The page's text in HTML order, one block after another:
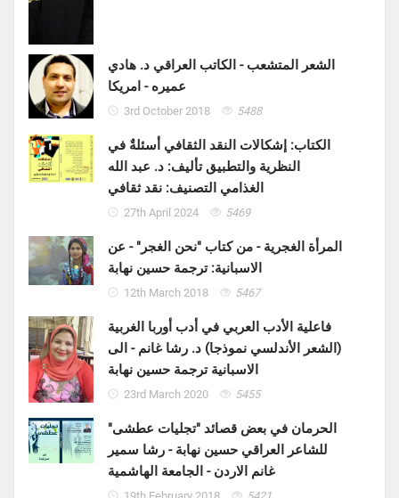
الشعر المتشعب - الكاتب العراقي د. هادي
عميره - امريكا
3rd October 2018 5488
الكتاب: إشكالات النقد الثقافي أسئلةٌ في
النظرية والتطبيق تأليف: د. عبد الله
الغذامي التصنيف: نقد ثقافي
27th April 2024 5469
المرأة الغجرية - من كتاب "نحن الغجر" - عن
الاسبانية: ترجمة حسين نهابة
12th March 2018 5467
فاعلية الأدب العربي في أدب أوربا الغربية
(الشعر الأندلسي نموذجا) د. رشا غانم - الى
الاسبانية ترجمة حسين نهابة
23rd March 2020 5455
الحرمان في بعض قصائد "تجليات عطشى"
للشاعر العراقي حسين نهابة - رشا سمير
غانم الاردن - الجامعة الهاشمية